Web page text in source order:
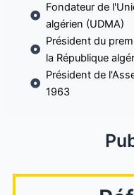
Fondateur de
algérien (UDMA)
Président du
la République
Président de
1963